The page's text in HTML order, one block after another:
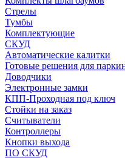
Стрелы
Тумбы
Комплектующие
СКУД
Автоматические калитки
Готовые решения для
Доводчики
Электронные замки
КПП-Проходная под ключ
Стойки на заказ
Считыватели
Контроллеры
Кнопки выхода
ПО СКУД